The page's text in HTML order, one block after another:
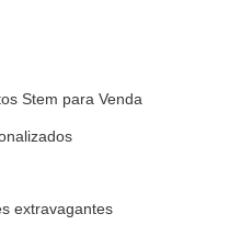
Stem para Venda
extravagantes